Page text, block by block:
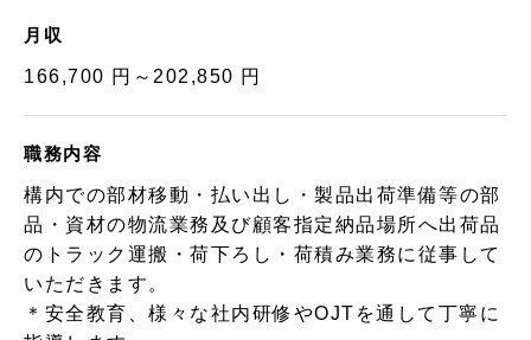
月収
166,700 円～202,850 円
職務内容
構内での部材移動・払い出し・製品出荷準備等の部
品・資材の物流業務及び顧客指定納品場所へ出荷品
のトラック運搬・荷下ろし・荷積み業務に従事して
いただきます。
＊安全教育、様々な社内研修やOJTを通して丁寧に